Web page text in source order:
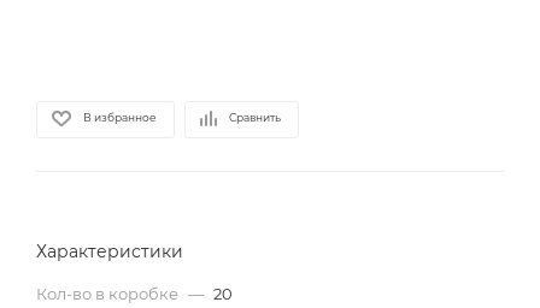
В избранное Сравнить
Характеристики
Кол-во в коробке — 20